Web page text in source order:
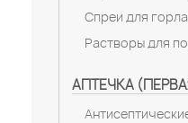
Спреи для горла
Растворы для
АПТЕЧКА